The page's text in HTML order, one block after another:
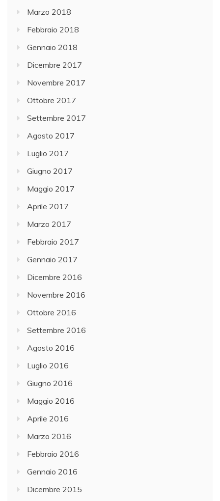
Marzo 2018
Febbraio 2018
Gennaio 2018
Dicembre 2017
Novembre 2017
Ottobre 2017
Settembre 2017
Agosto 2017
Luglio 2017
Giugno 2017
Maggio 2017
Aprile 2017
Marzo 2017
Febbraio 2017
Gennaio 2017
Dicembre 2016
Novembre 2016
Ottobre 2016
Settembre 2016
Agosto 2016
Luglio 2016
Giugno 2016
Maggio 2016
Aprile 2016
Marzo 2016
Febbraio 2016
Gennaio 2016
Dicembre 2015